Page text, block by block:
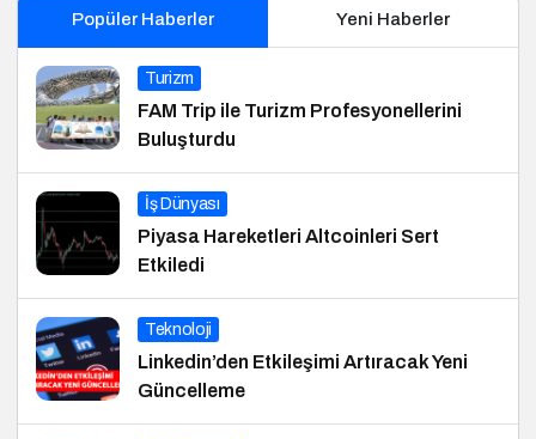
Popüler Haberler Yeni Haberler
Turizm
FAM Trip ile Turizm Profesyonellerini
Buluşturdu
İş Dünyası
Piyasa Hareketleri Altcoinleri Sert
Etkiledi
Teknoloji
Linkedin’den Etkileşimi Artıracak Yeni
Güncelleme